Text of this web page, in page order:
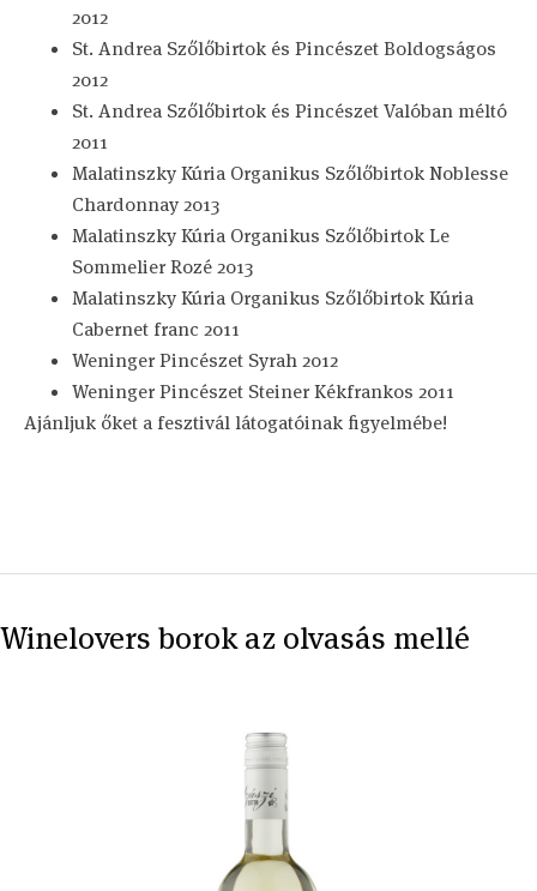
2012
St. Andrea Szőlőbirtok és Pincészet Boldogságos
2012
St. Andrea Szőlőbirtok és Pincészet Valóban méltó
2011
Malatinszky Kúria Organikus Szőlőbirtok Noblesse
Chardonnay 2013
Malatinszky Kúria Organikus Szőlőbirtok Le
Sommelier Rozé 2013
Malatinszky Kúria Organikus Szőlőbirtok Kúria
Cabernet franc 2011
Weninger Pincészet Syrah 2012
Weninger Pincészet Steiner Kékfrankos 2011
Ajánljuk őket a fesztivál látogatóinak figyelmébe!
Winelovers borok az olvasás mellé